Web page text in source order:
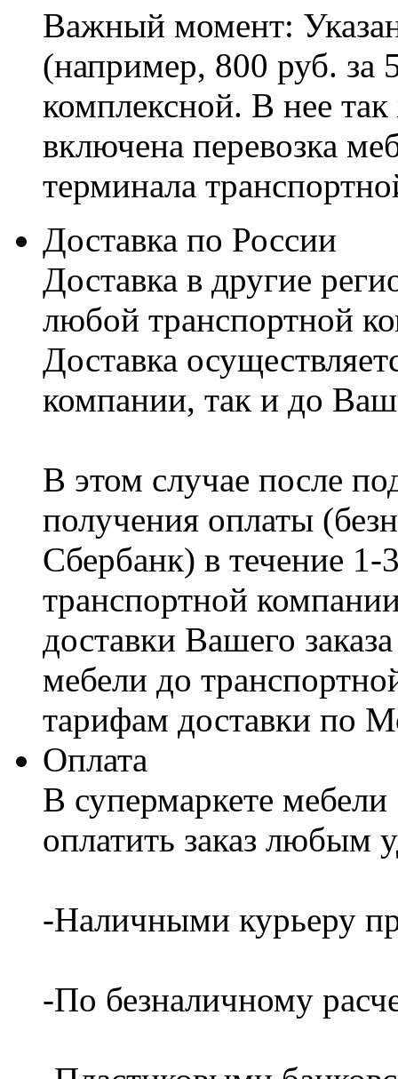
Важный момент:
(например, 800 руб. за
комплексной. В нее
включена перевозка
терминала
Доставка по России
Доставка в другие
любой транспортной
Доставка
компании, так и до
В этом случае после
получения оплаты
Сбербанк) в течение
транспортной
доставки Вашего
мебели до
тарифам доставки по
Оплата
В супермаркете
оплатить заказ любым
-Наличными курьеру
-По безналичному